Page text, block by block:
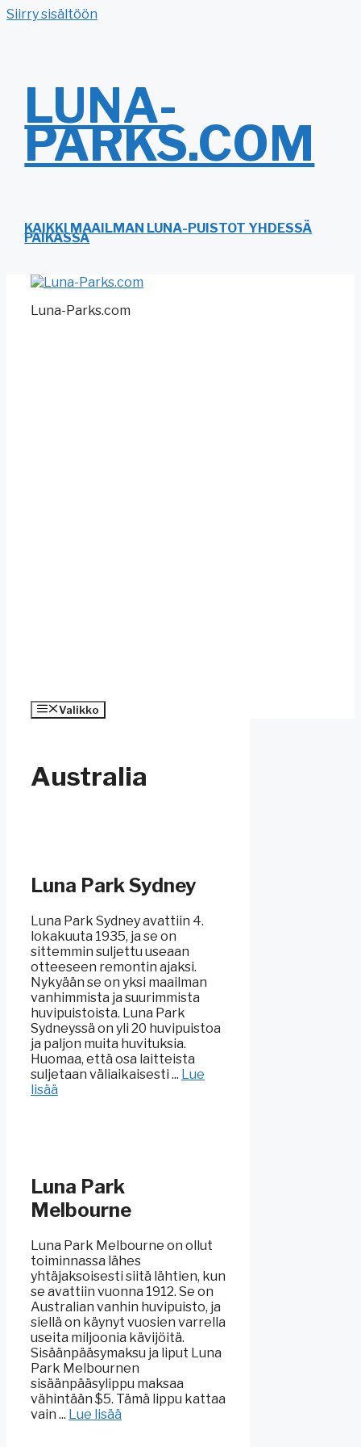
Siirry sisältöön
LUNA-
PARKS.COM
KAIKKI MAAILMAN LUNA-PUISTOT YHDESSÄ
PAIKASSA
Luna-Parks.com
Valikko
Australia
Luna Park Sydney
Luna Park Sydney avattiin 4.
lokakuuta 1935, ja se on
sittemmin suljettu useaan
otteeseen remontin ajaksi.
Nykyään se on yksi maailman
vanhimmista ja suurimmista
huvipuistoista. Luna Park
Sydneyssä on yli 20 huvipuistoa
ja paljon muita huvituksia.
Huomaa, että osa laitteista
suljetaan väliaikaisesti ... Lue
lisää
Luna Park
Melbourne
Luna Park Melbourne on ollut
toiminnassa lähes
yhtäjaksoisesti siitä lähtien, kun
se avattiin vuonna 1912. Se on
Australian vanhin huvipuisto, ja
siellä on käynyt vuosien varrella
useita miljoonia kävijöitä.
Sisäänpääsymaksu ja liput Luna
Park Melbournen
sisäänpääsylippu maksaa
vähintään $5. Tämä lippu kattaa
vain ... Lue lisää